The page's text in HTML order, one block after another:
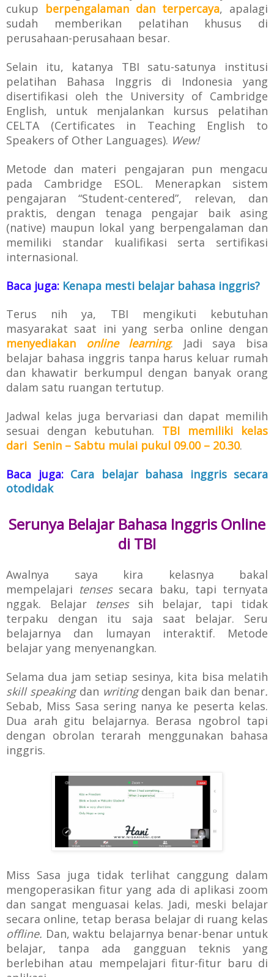
cukup berpengalaman dan terpercaya, apalagi
sudah memberikan pelatihan khusus di
perusahaan-perusahaan besar.
Selain itu, katanya TBI satu-satunya institusi
pelatihan Bahasa Inggris di Indonesia yang
disertifikasi oleh the University of Cambridge
English, untuk menjalankan kursus pelatihan
CELTA (Certificates in Teaching English to
Speakers of Other Languages). Wew!
Metode dan materi pengajaran pun mengacu
pada Cambridge ESOL. Menerapkan sistem
pengajaran “Student-centered”, relevan, dan
praktis, dengan tenaga pengajar baik asing
(native) maupun lokal yang berpengalaman dan
memiliki standar kualifikasi serta sertifikasi
internasional.
Baca juga: Kenapa mesti belajar bahasa inggris?
Terus nih ya, TBI mengikuti kebutuhan
masyarakat saat ini yang serba online dengan
menyediakan online learning. Jadi saya bisa
belajar bahasa inggris tanpa harus keluar rumah
dan khawatir berkumpul dengan banyak orang
dalam satu ruangan tertutup.
Jadwal kelas juga bervariasi dan dapat memilih
sesuai dengan kebutuhan. TBI memiliki kelas
dari Senin – Sabtu mulai pukul 09.00 – 20.30.
Baca juga: Cara belajar bahasa inggris secara
otodidak
Serunya Belajar Bahasa Inggris Online
di TBI
Awalnya saya kira kelasnya bakal
mempelajari tenses secara baku, tapi ternyata
nggak. Belajar tensessih belajar, tapi tidak
terpaku dengan itu saja saat belajar. Seru
belajarnya dan lumayan interaktif. Metode
belajar yang menyenangkan.
Selama dua jam setiap sesinya, kita bisa melatih
skill speaking dan writingdengan baik dan benar.
Sebab, Miss Sasa sering nanya ke peserta kelas.
Dua arah gitu belajarnya. Berasa ngobrol tapi
dengan obrolan terarah menggunakan bahasa
inggris.
Miss Sasa juga tidak terlihat canggung dalam
mengoperasikan fitur yang ada di aplikasi zoom
dan sangat menguasai kelas. Jadi, meski belajar
secara online, tetap berasa belajar di ruang kelas
offline. Dan, waktu belajarnya benar-benar untuk
belajar, tanpa ada gangguan teknis yang
berlebihan atau mempelajari fitur-fitur baru di